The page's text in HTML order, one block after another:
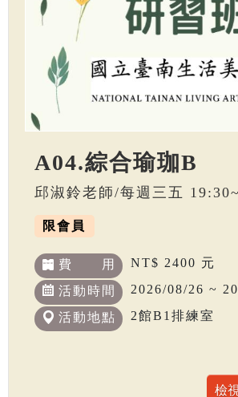
A04.綜合瑜珈B
邱淑鈴老師/每週三五
限會員
費 用 NT$ 2400 元
活動時間 2026/08/26 ~
活動地點 2館B1排練室